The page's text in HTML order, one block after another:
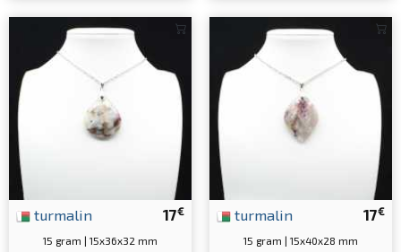
17€
turmalin
15 gram | 15x36x32 mm
17€
turmalin
15 gram | 15x40x28 mm